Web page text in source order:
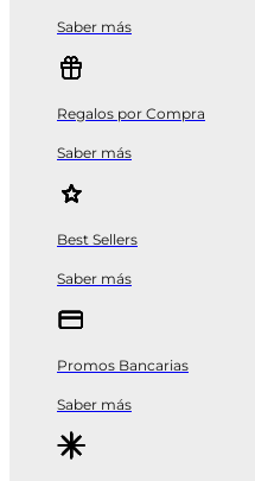
Saber más
Regalos por Compra
Saber más
Best Sellers
Saber más
Promos Bancarias
Saber más